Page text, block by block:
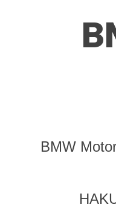
BMW